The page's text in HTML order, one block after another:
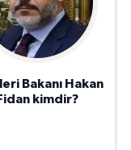
Bakanı Hakan
kimdir?